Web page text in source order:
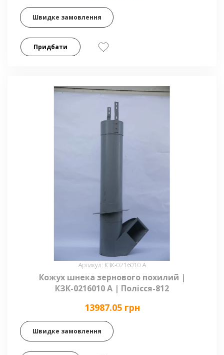
Швидке замовлення
Придбати
Артикул: КЗК-0216010 А
Кожух шнека зернового похилий |
КЗК-0216010 А | Полісся-812
13987.05 грн
Швидке замовлення